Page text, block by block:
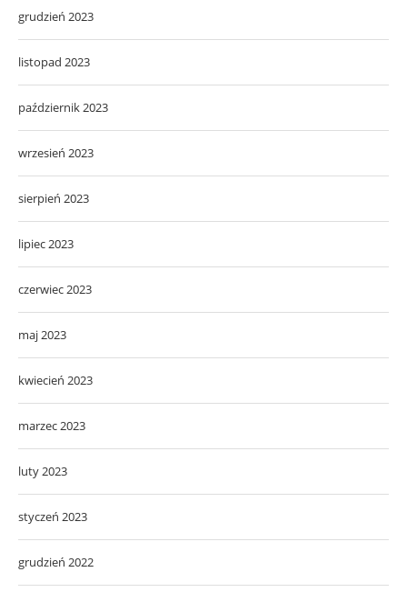
grudzień 2023
listopad 2023
październik 2023
wrzesień 2023
sierpień 2023
lipiec 2023
czerwiec 2023
maj 2023
kwiecień 2023
marzec 2023
luty 2023
styczeń 2023
grudzień 2022